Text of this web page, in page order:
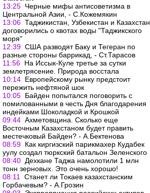
13:25 Черные мифы антисоветизма в
Центральной Азии, - С.Кожемякин
13:06 Таджикистан, Узбекистан и Казахстан
договорились о квотах воды "Таджикского
моря"
12:39 США разводят Баку и Тегеран по
разные стороны баррикад, - Ст.Тарасов
11:56 На Иссык-Куле третье за сутки
землетрясение. Природа восстала
10:14 Европейскому рынку предстоит
пережить нефтяной шок
10:05 Байден попытался поговорить с
помилованными в честь Дня благодарения
индейками Шоколадкой и Крошкой
09:44 Ахметовщина. Сколько еще
Восточным Казахстаном будет править
местечковый Байден? - А.Бектенова
08:59 Как киргизский парикмахер Кудабек
уулу создал тюркский батальон Зеленского
08:40 Дехкане Таджа намолотили 1 млн
тонн зерновых. Это очень хорошо!
08:11
Станет ли Токаев казахстанским
Горбачевым? - А.Грозин